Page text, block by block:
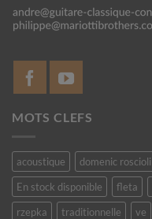
MOTS CLEFS
acoustique domenic roscioli
En stock disponible
fleta
rzepka
traditionnelle ve